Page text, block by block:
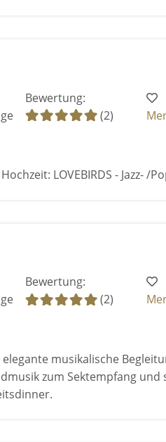
Bewertung:
(2)
LOVEBIRDS - Jazz- /
Bewertung:
(2)
musikalische
zum Sektempfang und